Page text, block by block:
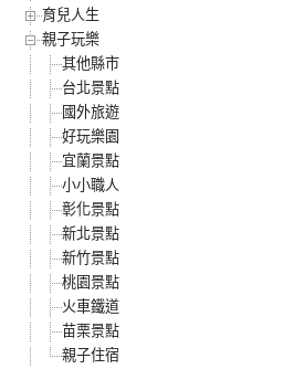
育兒人生
親子玩樂
其他縣市
台北景點
國外旅遊
好玩樂園
宜蘭景點
小小職人
彰化景點
新北景點
新竹景點
桃園景點
火車鐵道
苗栗景點
親子住宿